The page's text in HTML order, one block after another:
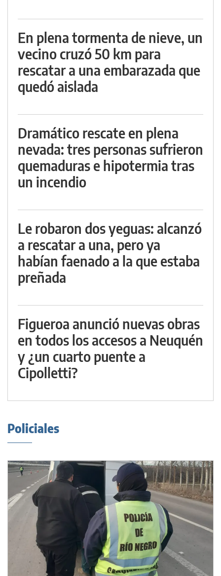
En plena tormenta de nieve, un
vecino cruzó 50 km para
rescatar a una embarazada que
quedó aislada
Dramático rescate en plena
nevada: tres personas sufrieron
quemaduras e hipotermia tras
un incendio
Le robaron dos yeguas: alcanzó
a rescatar a una, pero ya
habían faenado a la que estaba
preñada
Figueroa anunció nuevas obras
en todos los accesos a Neuquén
y ¿un cuarto puente a
Cipolletti?
Policiales